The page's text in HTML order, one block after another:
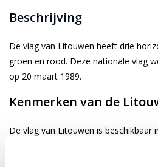
Beschrijving
De vlag van Litouwen heeft drie
groen en rood. Deze nationale vlag
op 20 maart 1989.
Kenmerken van de
De vlag van Litouwen is beschikbaar
afmetingen. Je kiest de gewenste
De vlag is gemaakt van 3-draads